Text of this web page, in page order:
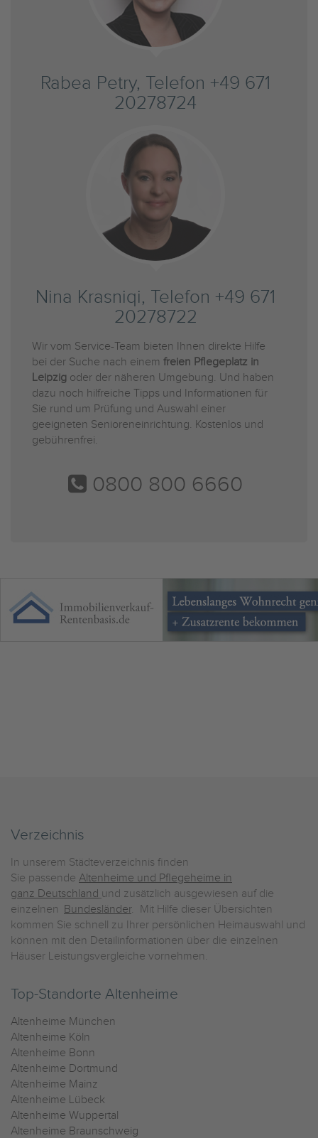
Rabea Petry, Telefon +49 671
20278724
Nina Krasniqi, Telefon +49 671
20278722
Wir vom Service-Team bieten Ihnen direkte Hilfe
bei der Suche nach einem freien Pflegeplatz in
Leipzig oder der näheren Umgebung. Und haben
dazu noch hilfreiche Tipps und Informationen für
Sie rund um Prüfung und Auswahl einer
geeigneten Senioreneinrichtung. Kostenlos und
gebührenfrei.
0800 800 6660
Verzeichnis
In unserem Städteverzeichnis finden
Sie passende Altenheime und Pflegeheime in
ganz Deutschland und zusätzlich ausgewiesen auf die
einzelnen Bundesländer. Mit Hilfe dieser Übersichten
kommen Sie schnell zu Ihrer persönlichen Heimauswahl und
können mit den Detailinformationen über die einzelnen
Häuser Leistungsvergleiche vornehmen.
Top-Standorte Altenheime
Altenheime München
Altenheime Köln
Altenheime Bonn
Altenheime Dortmund
Altenheime Mainz
Altenheime Lübeck
Altenheime Wuppertal
Altenheime Braunschweig